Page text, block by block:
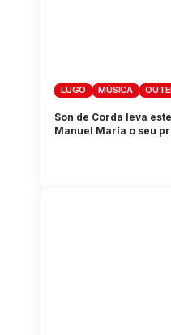
LUGO MÚSICA
Son de Corda leva
Manuel María o seu